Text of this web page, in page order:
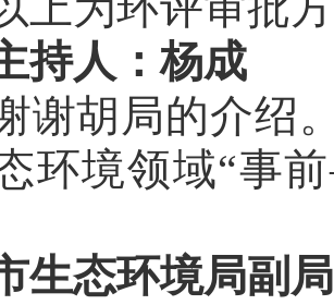
持人：杨成
谢胡局的介绍
环境领域“事
生态环境局副